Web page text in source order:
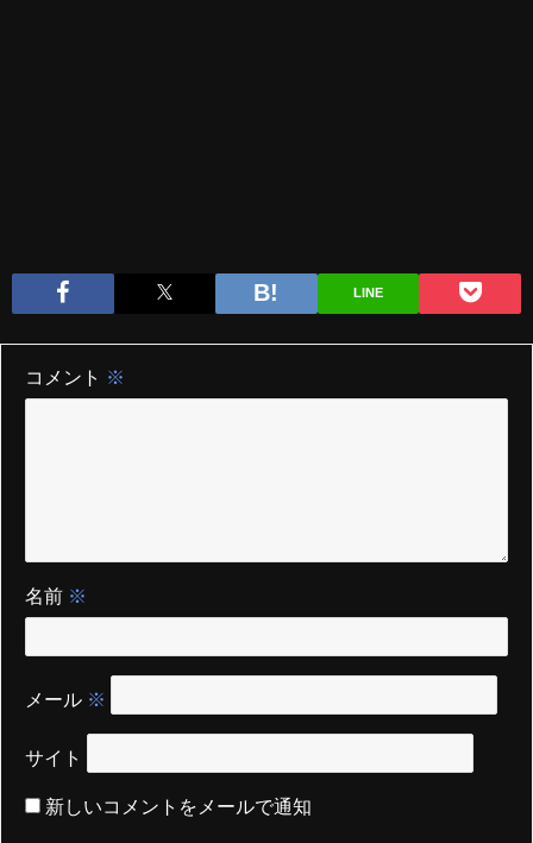
LINE
コメント ※
名前 ※
メール ※
サイト
新しいコメントをメールで通知